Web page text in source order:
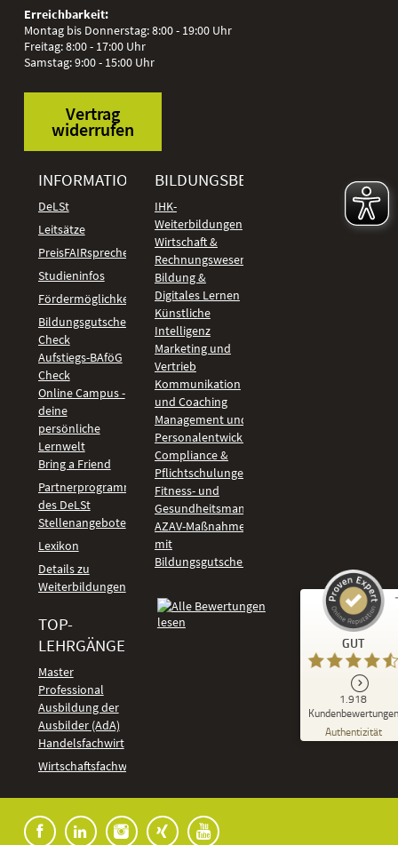
Erreichbarkeit:
Montag bis Donnerstag: 8:00 - 19:00 Uhr
Freitag: 8:00 - 17:00 Uhr
Samstag: 9:00 - 15:00 Uhr
Vertrag
widerrufen
INFORMATIONEN
DeLSt
Leitsätze
PreisFAIRsprechen
Studieninfos
Fördermöglichkeiten
Bildungsgutschein
Check
Aufstiegs-BAföG
Check
Online Campus -
deine
persönliche
Lernwelt
Bring a Friend
Partnerprogramm
des DeLSt
Stellenangebote
Lexikon
Details zu
Weiterbildungen
TOP-
LEHRGÄNGE
Master
Professional
Ausbildung der
Ausbilder (AdA)
Handelsfachwirt
Wirtschaftsfachwirt
BILDUNGSBEREICHE
IHK-
Weiterbildungen
Wirtschaft &
Rechnungswesen
Bildung &
Digitales Lernen
Künstliche
Intelligenz
Marketing und
Vertrieb
Kommunikation
und Coaching
Management und
Personalentwicklung
Compliance &
Pflichtschulungen
Fitness- und
Gesundheitsmanagement
AZAV-Maßnahmen
mit
Bildungsgutschein
GUT
1.918
Kundenbewertungen
Authentizität
Kundenbewertungen und Erfahrungen zu
DeLSt - Deutsches eLearning Studieninstitut
92
%
Empfehlungen auf
ProvenExpert.com
anderen Quellen